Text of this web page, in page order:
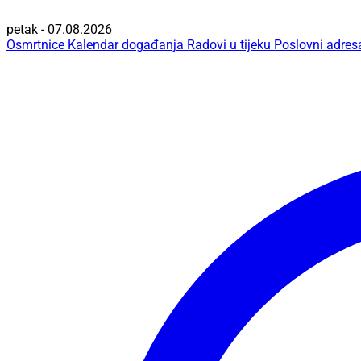
petak - 07.08.2026
Osmrtnice Kalendar događanja Radovi u tijeku Poslovni